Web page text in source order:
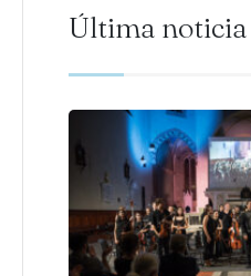
Última noticia